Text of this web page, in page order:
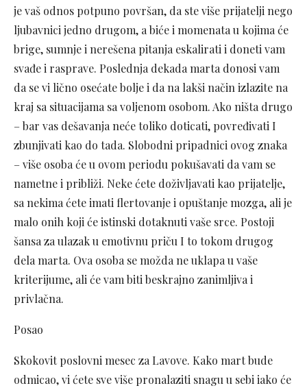
je vaš odnos potpuno površan, da ste više prijatelji nego
ljubavnici jedno drugom, a biće i momenata u kojima će
brige, sumnje i nerešena pitanja eskalirati i doneti vam
svađe i rasprave. Poslednja dekada marta donosi vam
da se vi lično osećate bolje i da na lakši način izlazite na
kraj sa situacijama sa voljenom osobom. Ako ništa drugo
– bar vas dešavanja neće toliko doticati, povređivati I
zbunjivati kao do tada. Slobodni pripadnici ovog znaka
– više osoba će u ovom periodu pokušavati da vam se
nametne i približi. Neke ćete doživljavati kao prijatelje,
sa nekima ćete imati flertovanje i opuštanje mozga, ali je
malo onih koji će istinski dotaknuti vaše srce. Postoji
šansa za ulazak u emotivnu priču I to tokom drugog
dela marta. Ova osoba se možda ne uklapa u vaše
kriterijume, ali će vam biti beskrajno zanimljiva i
privlačna.
Posao
Skokovit poslovni mesec za Lavove. Kako mart bude
odmicao, vi ćete sve više pronalaziti snagu u sebi iako će